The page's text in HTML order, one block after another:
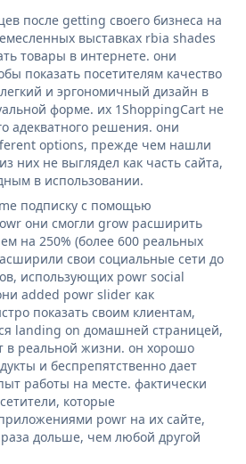
после getting своего бизнеса на
выставках rbia shades
товары в интернете. они
показать посетителям качество
и эргономичный дизайн в
форме. их 1ShoppingCart не
адекватного решения. они
options, прежде чем нашли
них не выглядел как часть сайта,
в использовании.
подписку с помощью
они смогли grow расширить
на 250% (более 600 реальных
свои социальные сети до
использующих powr social
added powr slider как
показать своим клиентам,
landing on домашней страницей,
в реальной жизни. он хорошо
и беспрепятственно дает
работы на месте. фактически
которые
powr на их сайте,
дольше, чем любой другой